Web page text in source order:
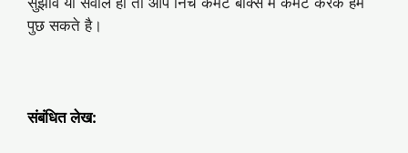
पुछ सकते है।
संबंधित लेख: